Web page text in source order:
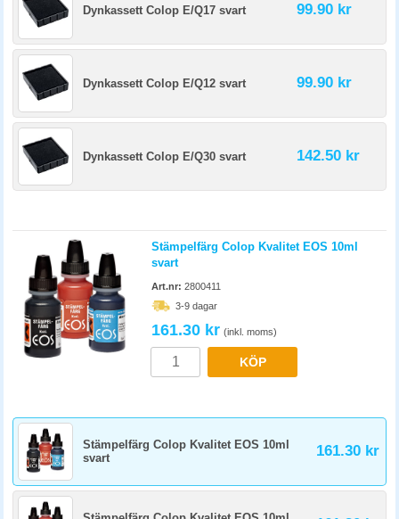
Dynkassett Colop E/Q17 svart 99.90 kr
Dynkassett Colop E/Q12 svart 99.90 kr
Dynkassett Colop E/Q30 svart 142.50 kr
Stämpelfärg Colop Kvalitet EOS 10ml
svart
Art.nr: 2800411
3-9 dagar
161.30 kr (inkl. moms)
KÖP
Stämpelfärg Colop Kvalitet EOS 10ml
svart
161.30 kr